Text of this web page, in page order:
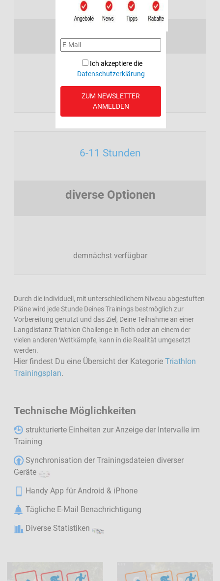
Ich akzeptiere die
Datenschutzerklärung
ZUM NEWSLETTER
ANMELDEN
AUSWAHL TRAININGSPLÄNE
6-11 Stunden
diverse Optionen
demnächst verfügbar
Durch die individuell, mit unterschiedlichem Niveau abgestuften
Pläne wird jede Stunde Deines Trainings bestmöglich zur
Vorbereitung genutzt und das Ziel, Deine Teilnahme an einer
Langdistanz Triathlon Challenge in Roth oder an einem der
vielen anderen Wettkämpfe, kann in die Realität umgesetzt
werden.
Hier findest Du eine Übersicht der Kategorie Triathlon
Trainingsplan.
Technische Möglichkeiten
⁣ strukturierte Einheiten zur Anzeige der Intervalle im
Training
Synchronisation der Trainingsdateien diverser
Geräte
Handy App für Android & iPhone
Tägliche E-Mail Benachrichtigung
Diverse Statistiken